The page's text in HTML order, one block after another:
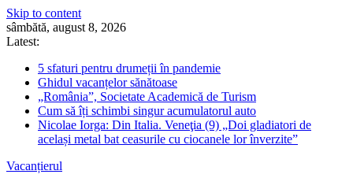
Skip to content
sâmbătă, august 8, 2026
Latest:
5 sfaturi pentru drumeții în pandemie
Ghidul vacanțelor sănătoase
„România”, Societate Academică de Turism
Cum să îți schimbi singur acumulatorul auto
Nicolae Iorga: Din Italia. Veneţia (9) „Doi gladiatori de
același metal bat ceasurile cu ciocanele lor înverzite”
Vacanțierul